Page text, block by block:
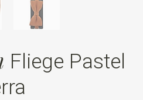
Fliege Pastel